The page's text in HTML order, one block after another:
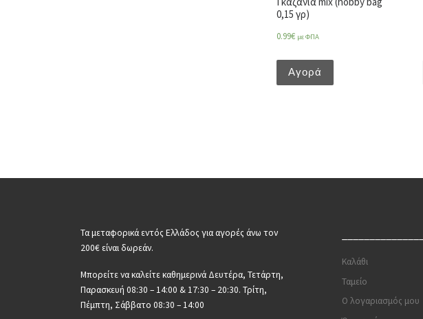
0,15 γρ)
0.99€ με ΦΠΑ
Αγορά
Τα μεταφορικά εντός Ελλάδος για αγορές άνω τον
200€ είναι δωρεάν.
Μπορείτε να καλείτε καθημερινά Δευτέρα, Τετάρτη,
Παρασκευή 08:30 – 14:00 & 17:30 – 20:30. Τρίτη,
Πέμπτη, Σάββατο 08:30 – 14:00
Καλάθι
Ταμείο
Ο λογαριασμός μου